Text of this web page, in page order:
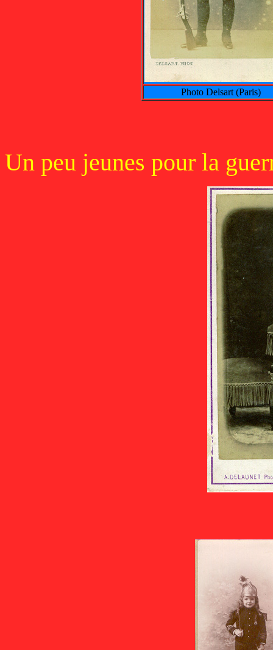
Photo Delsart (Paris)
Un peu jeunes pour la